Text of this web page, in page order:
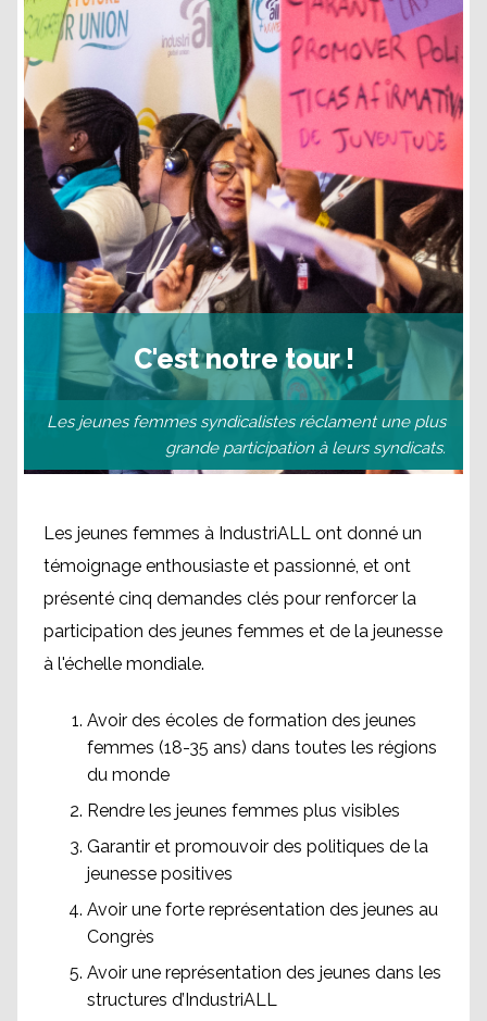
C'est notre tour !
Les jeunes femmes syndicalistes réclament une plus
grande participation à leurs syndicats.
Les jeunes femmes à IndustriALL ont donné un
témoignage enthousiaste et passionné, et ont
présenté cinq demandes clés pour renforcer la
participation des jeunes femmes et de la jeunesse
à l'échelle mondiale.
Avoir des écoles de formation des jeunes
femmes (18-35 ans) dans toutes les régions
du monde
Rendre les jeunes femmes plus visibles
Garantir et promouvoir des politiques de la
jeunesse positives
Avoir une forte représentation des jeunes au
Congrès
Avoir une représentation des jeunes dans les
structures d’IndustriALL